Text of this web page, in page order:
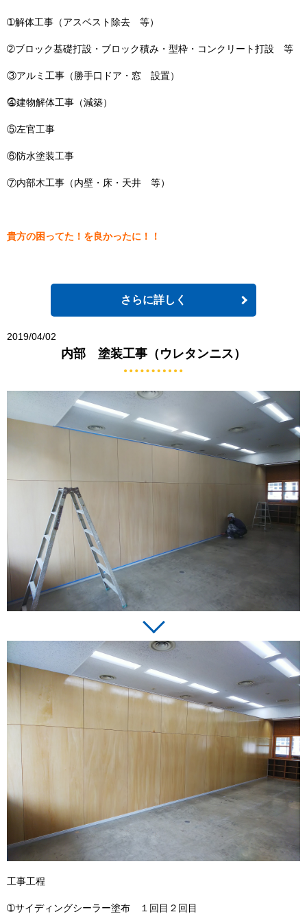
➀解体工事（アスベスト除去 等）
➁ブロック基礎打設・ブロック積み・型枠・コンクリート打設 等
③アルミ工事（勝手口ドア・窓 設置）
⓸建物解体工事（減築）
⑤左官工事
⑥防水塗装工事
⑦内部木工事（内壁・床・天井 等）
貴方の困ってた！を良かったに！！
さらに詳しく
2019/04/02
内部 塗装工事（ウレタンニス）
工事工程
➀サイディングシーラー塗布 １回目２回目